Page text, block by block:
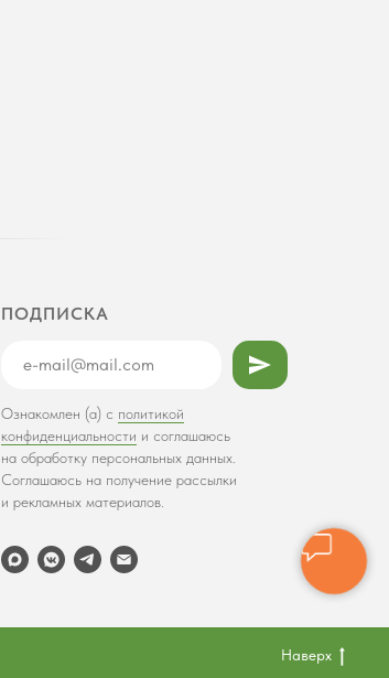
ПОДПИСКА
Ознакомлен (а) с политикой
конфиденциальности и соглашаюсь
на обработку персональных данных.
Соглашаюсь на получение рассылки
и рекламных материалов.
Наверх